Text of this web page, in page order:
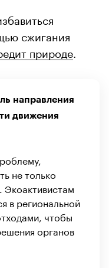
сжигания
природе
направления
движения
не только
Экоактивистам
в региональной
чтобы
органов